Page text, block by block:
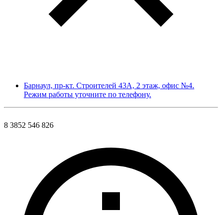
Барнаул, пр-кт. Строителей 43А, 2 этаж, офис №4.
Режим работы уточните по телефону.
8 3852 546 826